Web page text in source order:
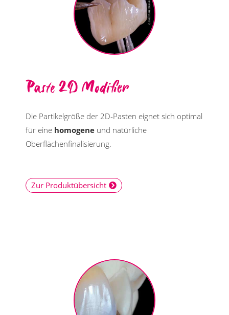
Paste 2D Modifier
Die Partikelgröße der 2D-Pasten eignet sich optimal
für eine homogene und natürliche
Oberflächenfinalisierung.
Zur Produktübersicht